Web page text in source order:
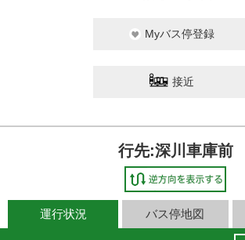
Myバス停登録
接近
行先:深川車庫前
運行状況 バス停地図